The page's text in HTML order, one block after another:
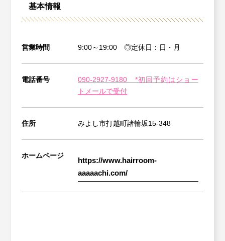
基本情報
営業時間 9:00～19:00 ◎定休日：日・月
電話番号
090-2927-9180 *初回予約はショー
トメールで受付
住所 みよし市打越町諸輪坂15-348
ホームページ
https://www.hairroom-
aaaaachi.com/